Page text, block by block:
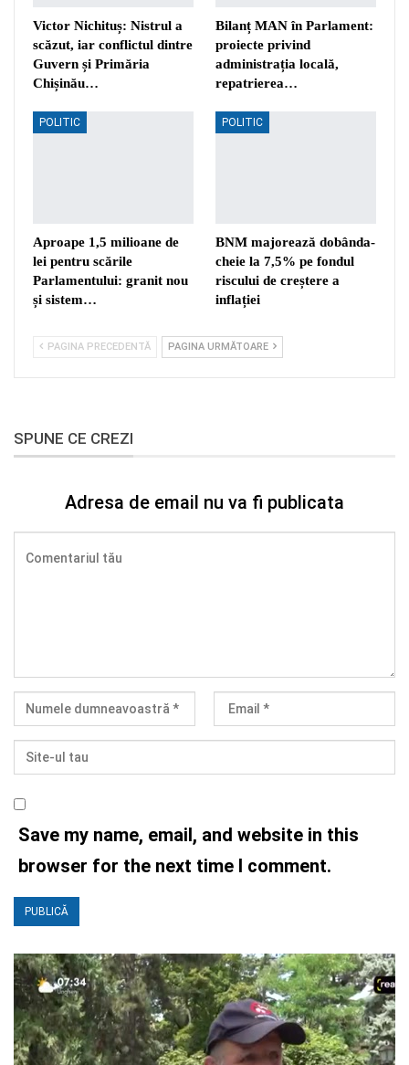
Victor Nichituș: Nistrul a
scăzut, iar conflictul dintre
Guvern și Primăria
Chișinău…
Bilanț MAN în Parlament:
proiecte privind
administrația locală,
repatrierea…
POLITIC
Aproape 1,5 milioane de
lei pentru scările
Parlamentului: granit nou
și sistem…
POLITIC
BNM majorează dobânda-
cheie la 7,5% pe fondul
riscului de creștere a
inflației
PAGINA PRECEDENTĂ PAGINA URMĂTOARE
SPUNE CE CREZI
Adresa de email nu va fi publicata
Save my name, email, and website in this
browser for the next time I comment.